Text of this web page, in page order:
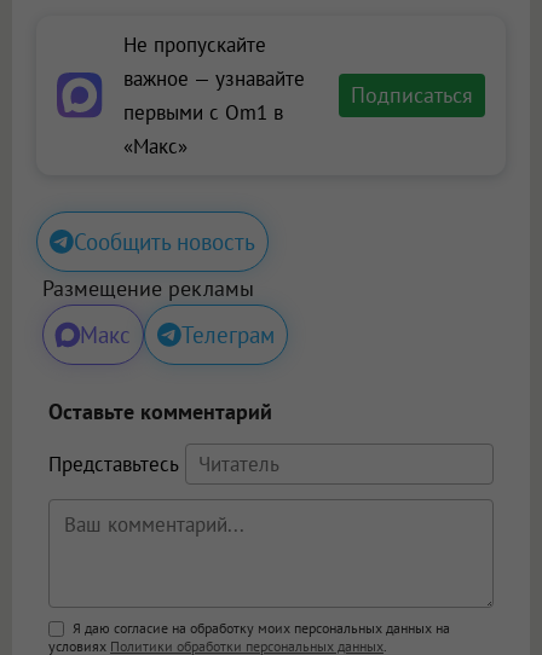
Не пропускайте
важное — узнавайте
первыми с Om1 в
«Макс»
Подписаться
Сообщить новость
Размещение рекламы
Макс Телеграм
Оставьте комментарий
Представьтесь
Поддержка HTML
Я даю согласие на обработку моих персональных данных на
условиях Политики обработки персональных данных